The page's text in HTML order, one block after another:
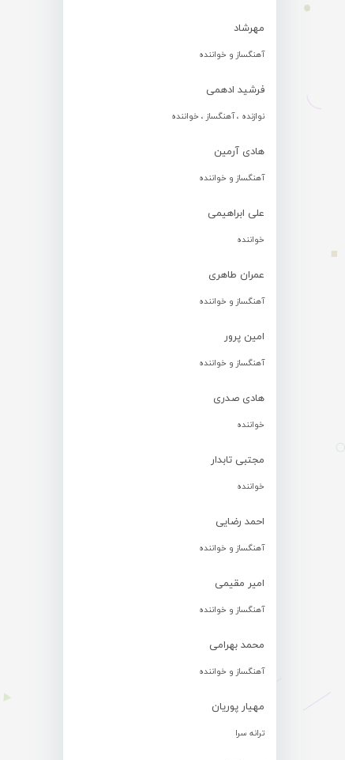
مهرشاد
آهنگساز و خواننده
فرشید ادهمی
نوازنده ، آهنگساز ، خواننده
هادی آرمین
آهنگساز و خواننده
علی ابراهیمی
خواننده
عمران طاهری
آهنگساز و خواننده
امین پرور
آهنگساز و خواننده
هادی صدری
خواننده
مجتبی تابدار
خواننده
احمد رضایی
آهنگساز و خواننده
امیر مقیمی
آهنگساز و خواننده
محمد بهرامی
آهنگساز و خواننده
مهیار پوریان
ترانه سرا